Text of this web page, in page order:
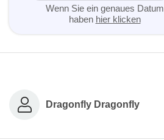
Wenn Sie ein genaues Datum
haben hier klicken
Dragonfly Dragonfly